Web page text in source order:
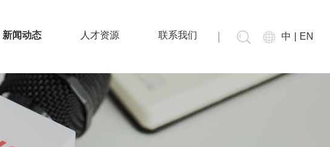
中 EN
新闻动态 人才资源 联系我们